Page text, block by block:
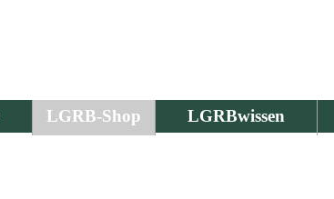
LGRB-Shop LGRBwissen